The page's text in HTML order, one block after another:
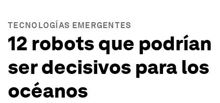
TECNOLOGÍAS EMERGENTES
12 robots que podrían
ser decisivos para los
océanos